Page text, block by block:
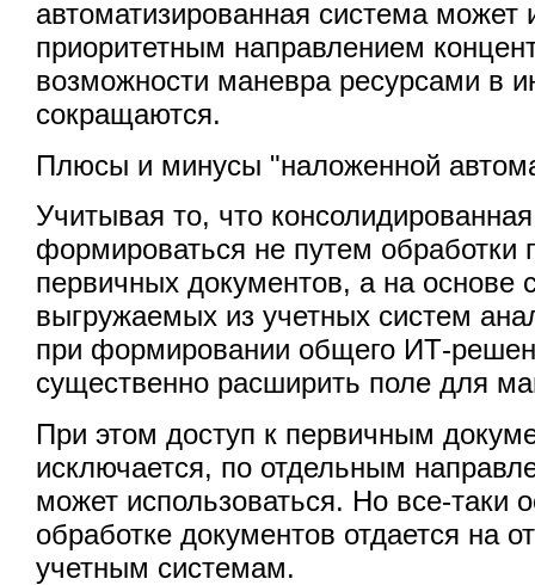
автоматизированная система может
приоритетным направлением
возможности маневра ресурсами в
сокращаются.
Плюсы и минусы "наложенной
Учитывая то, что консолидированная
формироваться не путем обработки
первичных документов, а на основе
выгружаемых из учетных систем
при формировании общего ИТ-
существенно расширить поле для
При этом доступ к первичным
исключается, по отдельным
может использоваться. Но все-таки
обработке документов отдается на
учетным системам.